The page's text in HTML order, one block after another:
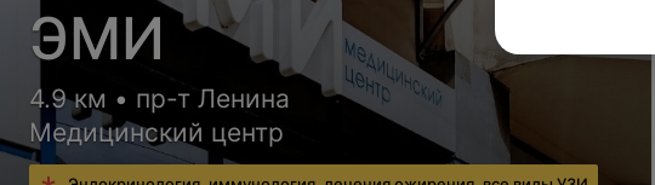
ЭМИ
4.9 км • пр-т Ленина
Медицинский центр